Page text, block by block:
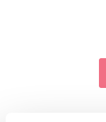
Contact